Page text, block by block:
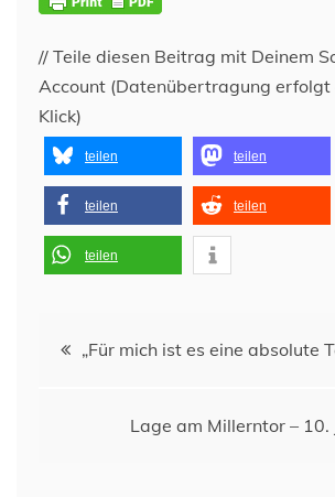
// Teile diesen Beitrag mit Deinem
Account (Datenübertragung erfolgt
Klick)
teilen teilen
teilen teilen
teilen
Beitragsnavigation
„Für mich ist es eine absolute
Lage am Millerntor – 10.